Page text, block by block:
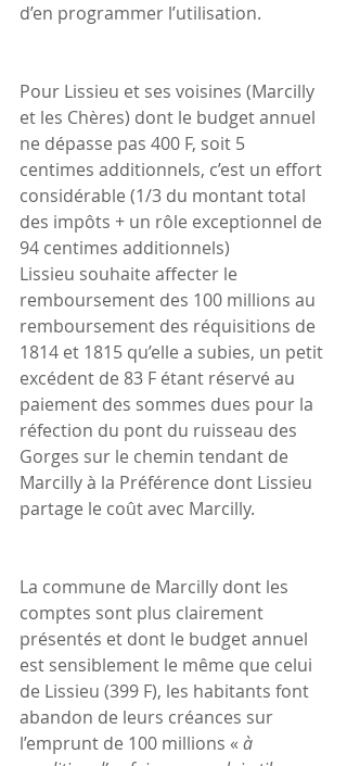
d’en programmer l’utilisation.
Pour Lissieu et ses voisines (Marcilly
et les Chères) dont le budget annuel
ne dépasse pas 400 F, soit 5
centimes additionnels, c’est un effort
considérable (1/3 du montant total
des impôts + un rôle exceptionnel de
94 centimes additionnels)
Lissieu souhaite affecter le
remboursement des 100 millions au
remboursement des réquisitions de
1814 et 1815 qu’elle a subies, un petit
excédent de 83 F étant réservé au
paiement des sommes dues pour la
réfection du pont du ruisseau des
Gorges sur le chemin tendant de
Marcilly à la Préférence dont Lissieu
partage le coût avec Marcilly.
La commune de Marcilly dont les
comptes sont plus clairement
présentés et dont le budget annuel
est sensiblement le même que celui
de Lissieu (399 F), les habitants font
abandon de leurs créances sur
l’emprunt de 100 millions « à